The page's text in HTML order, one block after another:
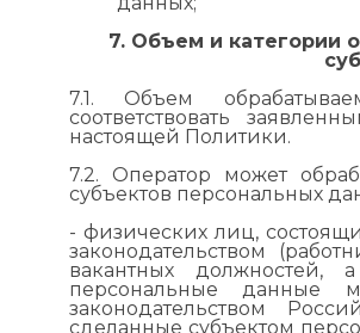
7. Объем и категории
7.1. Объем
соответствовать
настоящей Политики.
7.2. Оператор может
субъектов персональных
- физических лиц,
законодательством
вакантных должностей,
персональные данные
законодательством
сделанные субъектом